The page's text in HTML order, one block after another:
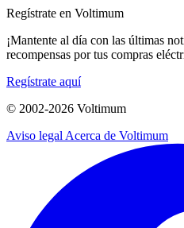
Regístrate en Voltimum
¡Mantente al día con las últimas
recompensas por tus compras
Regístrate aquí
© 2002-2026 Voltimum
Aviso legal Acerca de Voltimum